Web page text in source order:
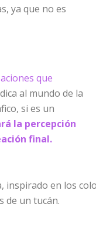
ya que no es
que
al mundo de la
si es un
la percepción
final.
inspirado en los
de un tucán.